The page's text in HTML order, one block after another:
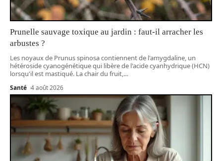
Prunelle sauvage toxique au jardin : faut-il arracher les
arbustes ?
Les noyaux de Prunus spinosa contiennent de l'amygdaline, un
hétéroside cyanogénétique qui libère de l'acide cyanhydrique (HCN)
lorsqu'il est mastiqué. La chair du fruit,…
Santé 4 août 2026